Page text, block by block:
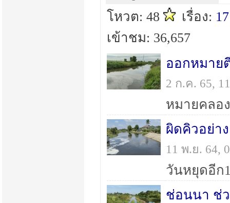
โหวต: 48 เรื่อง: 17
เข้าชม: 36,657
2 ก.ค. 65,
ผิดคิวอย่า
11 พ.ย. 64,
ช่อนนา ช่